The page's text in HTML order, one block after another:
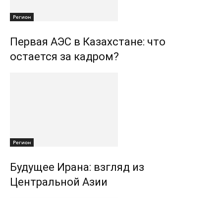
Регион
Первая АЭС в Казахстане: что
остается за кадром?
Регион
Будущее Ирана: взгляд из
Центральной Азии